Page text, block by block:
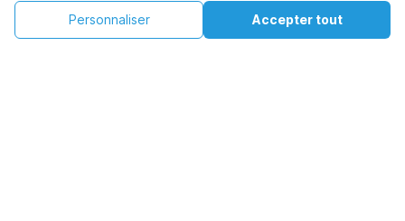
Accepter, vous acceptez de le faire. Plus d'informations peuvent
être trouvées dans notre
politique de cookie.
Accepter tout
PersonnaliserVoir les disponibilités
€119
+
Voir les disponibilités